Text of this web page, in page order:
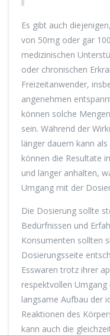
Es gibt auch
von 50mg oder gar
medizinischen
oder chronischen
Freizeitanwender,
angenehmen
können solche
sein. Während der
länger dauern kann
können die Resultate
und länger anhalten,
Umgang mit der
Die Dosierung sollte
Bedürfnissen und
Konsumenten sollten
Dosierungsseite
Esswaren trotz ihrer
respektvollen
langsame Aufbau der
Reaktionen des
kann auch die